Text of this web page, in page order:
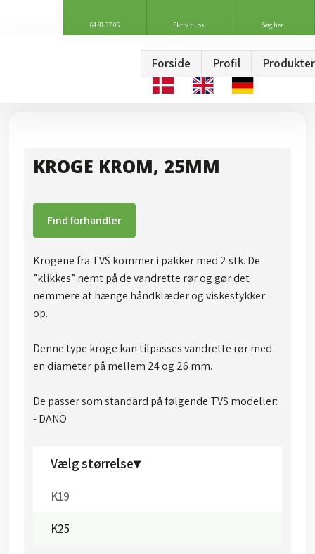
64 81 37 05 Skriv til os Søg her
Forside Profil Produkter
KROGE KROM, 25MM
Find forhandler
Krogene fra TVS kommer i pakker med 2 stk. De
”klikkes” nemt på de vandrette rør og gør det
nemmere at hænge håndklæder og viskestykker
op.
Denne type kroge kan tilpasses vandrette rør med
en diameter på mellem 24 og 26 mm.
De passer som standard på følgende TVS modeller:
- DANO​
Vælg størrelse▾
K19
K25